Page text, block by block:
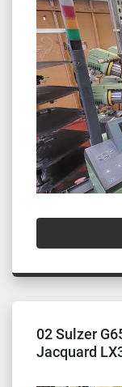
02 Sulzer
Jacquard